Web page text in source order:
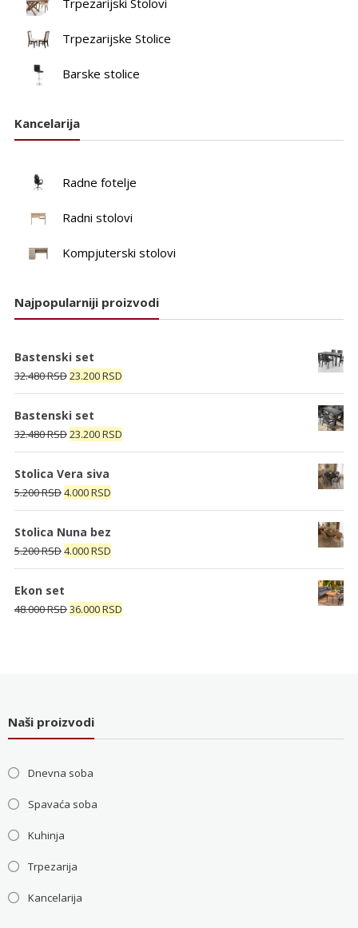
Trpezarijski Stolovi
Trpezarijske Stolice
Barske stolice
Kancelarija
Radne fotelje
Radni stolovi
Kompjuterski stolovi
Najpopularniji proizvodi
Bastenski set
32.480RSDOriginalna
cena
je
bila:
32.480 RSD.
23.200RSDTrenutna
cena
23.200 RSD.
Bastenski set
32.480RSDOriginalna
cena
je
bila:
32.480 RSD.
23.200RSDTrenutna
cena
Stolica Vera siva
5.200RSDOriginalna
cena
je
bila:
5.200 RSD.
4.000RSDTrenutna
cena
je:
4.000 RSD.
Stolica Nuna bez
5.200RSDOriginalna
cena
je
bila:
4.000RSDTrenutna
cena
4.000 RSD.
Ekon set
48.000RSDOriginalna
36.000RSDTrenutna
Naši proizvodi
Dnevna soba
Spavaća soba
Kuhinja
Trpezarija
Kancelarija